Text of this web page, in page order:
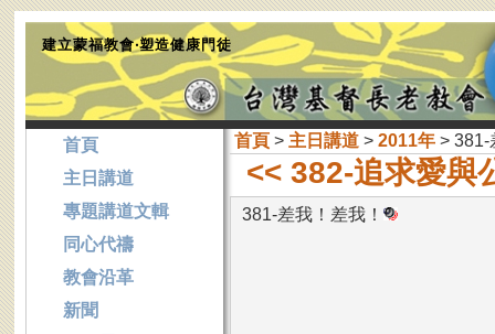
建立蒙福教會‧塑造健康門徒
首頁> 主日講道> 2011年> 381-
<< 382-追求愛與
381-差我！差我！
首頁
主日講道
專題講道文輯
同心代禱
教會沿革
新聞